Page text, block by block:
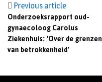
Previous article
Onderzoeksrapport oud-
gynaecoloog Carolus
Ziekenhuis: ‘Over de grenzen
van betrokkenheid’